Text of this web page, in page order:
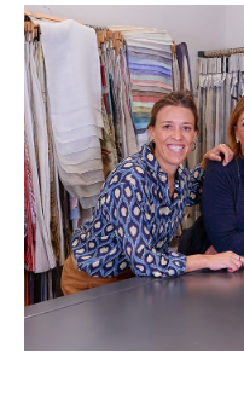
Empresa
Serveis
Blog/
Contacte